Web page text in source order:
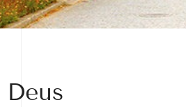
Deus